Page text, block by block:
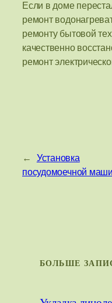
Если в доме
ремонт
ремонту бытовой
качественно
ремонт
←
Установка
посудомоечной
БОЛЬШЕ